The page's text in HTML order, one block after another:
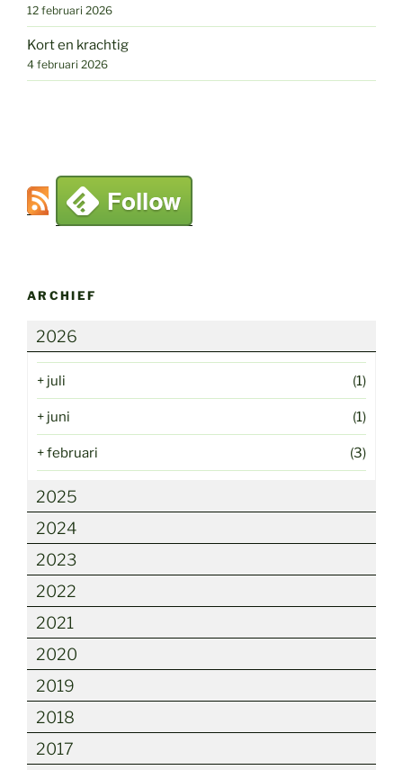
12 februari 2026
Kort en krachtig
4 februari 2026
ARCHIEF
2026
+ juli (1)
+ juni (1)
+februari (3)
2025
2024
2023
2022
2021
2020
2019
2018
2017